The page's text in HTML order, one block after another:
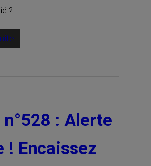
?
: Alerte
! Encaissez